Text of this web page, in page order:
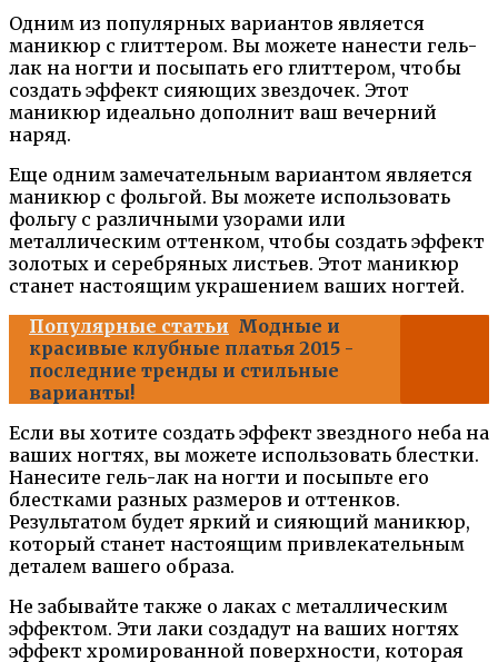
Одним из популярных вариантов является
маникюр с глиттером. Вы можете нанести гель-
лак на ногти и посыпать его глиттером, чтобы
создать эффект сияющих звездочек. Этот
маникюр идеально дополнит ваш вечерний
наряд.
Еще одним замечательным вариантом является
маникюр с фольгой. Вы можете использовать
фольгу с различными узорами или
металлическим оттенком, чтобы создать эффект
золотых и серебряных листьев. Этот маникюр
станет настоящим украшением ваших ногтей.
Популярные статьи Модные и
красивые клубные платья 2015 -
последние тренды и стильные
варианты!
Если вы хотите создать эффект звездного неба на
ваших ногтях, вы можете использовать блестки.
Нанесите гель-лак на ногти и посыпьте его
блестками разных размеров и оттенков.
Результатом будет яркий и сияющий маникюр,
который станет настоящим привлекательным
деталем вашего образа.
Не забывайте также о лаках с металлическим
эффектом. Эти лаки создадут на ваших ногтях
эффект хромированной поверхности, которая